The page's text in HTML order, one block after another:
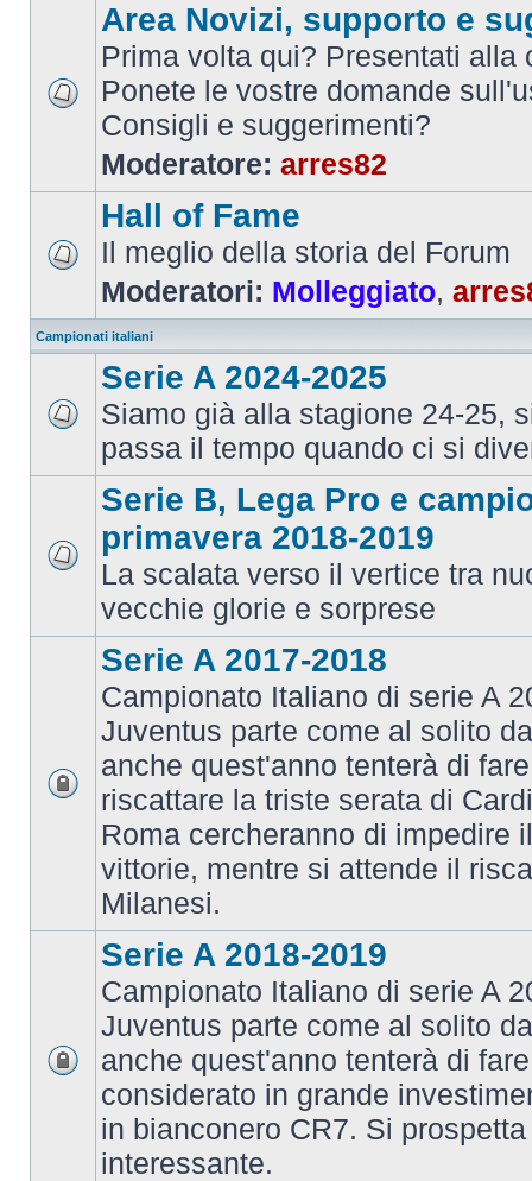
Area Novizi, supporto e
Prima volta qui? Presentati alla
Ponete le vostre domande
Consigli e suggerimenti?
Moderatore: arres82
Hall of Fame
Il meglio della storia del Forum
Moderatori: Molleggiato,
Campionati italiani
Serie A 2024-2025
Siamo già alla stagione 24-25,
passa il tempo quando ci si
Serie B, Lega Pro e
primavera 2018-2019
La scalata verso il vertice tra
vecchie glorie e sorprese
Serie A 2017-2018
Campionato Italiano di serie A
Juventus parte come al solito
anche quest'anno tenterà di
riscattare la triste serata di
Roma cercheranno di impedire
vittorie, mentre si attende il
Milanesi.
Serie A 2018-2019
Campionato Italiano di serie A
Juventus parte come al solito
anche quest'anno tenterà di
considerato in grande
in bianconero CR7. Si
interessante.